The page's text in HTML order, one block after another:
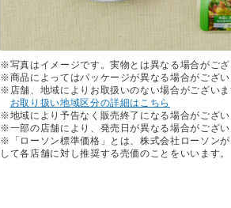
※写真はイメージです。実物とは異なる場合がござ
※商品によってはパッケージが異なる場合がござい
※店舗、地域によりお取扱いのない場合がございま
お取り扱い地域区分の詳細はこちら
※地域により予告なく販売終了になる場合がござい
※一部の店舗により、発売日が異なる場合がござい
※「ローソン標準価格」とは、株式会社ローソン
して各店舗に対し推奨する売価のことをいいます。